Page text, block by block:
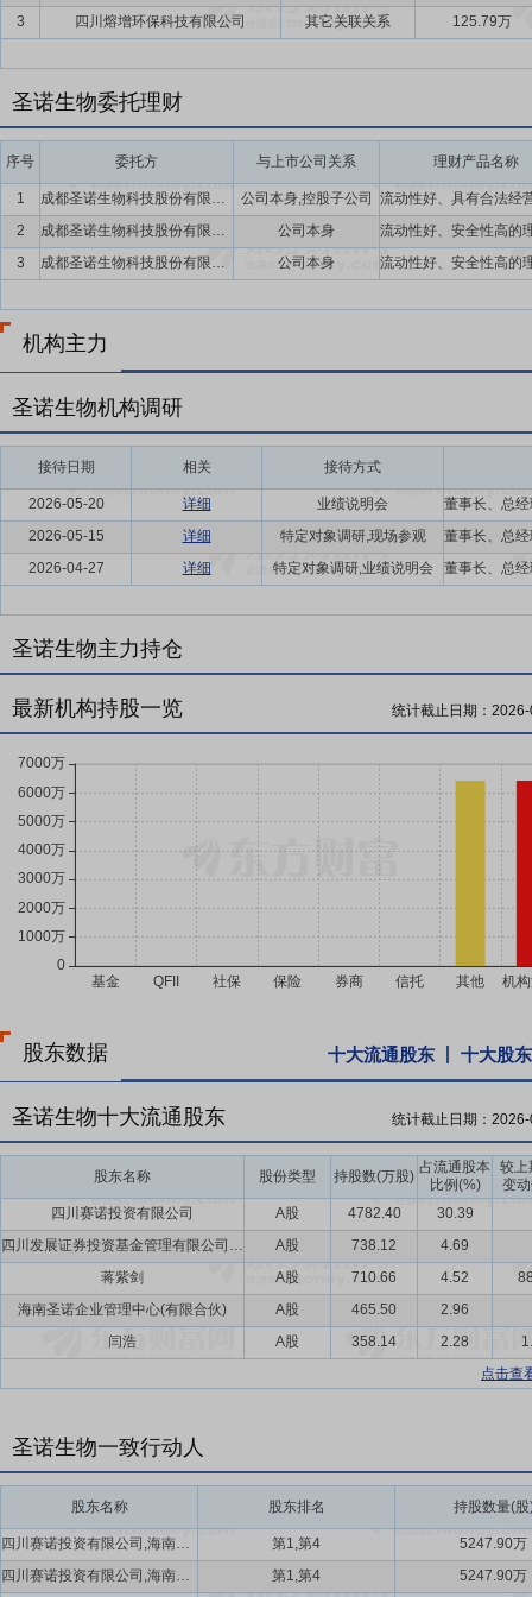
3 四川熔增环保科技有限公司 其它关联关系 125.79万
圣诺生物委托理财
序号 委托方 与上市公司关系 理财产品名称
1 成都圣诺生物科技股份有限公司及控股子公司
公司本身,控股子公司
2
成都圣诺生物科技股份有限公司
公司本身
3
成都圣诺生物科技股份有限公司 公司本身
机构主力
圣诺生物机构调研
接待日期 相关 接待方式
2026-05-20 详细
业绩说明会
2026-05-15
详细
特定对象调研,现场参观
2026-04-27
详细 特定对象调研,业绩说明会
圣诺生物主力持仓
最新机构持股一览 统计截止日期：
股东数据 十大流通股东 十大股东
圣诺生物十大流通股东 统计截止日期：
股东名称 股份类型 持股数(万股)
占流通股本
比例(%)
较上
变
四川赛诺投资有限公司
A股 4782.40
30.39
四川发展证券投资基金管理有限公司-四川资本市场纾困发展证券投资基金合伙企业(有限合伙)
A股 738.12
4.69
蒋紫剑
A股 710.66 4.52
海南圣诺企业管理中心(有限合伙)
A股 465.50
2.96
闫浩
A股 358.14 2.28
点击查
圣诺生物一致行动人
股东名称 股东排名 持股数量(股
四川赛诺投资有限公司,海南圣诺企业管理中心(有限合伙) 第1,第4
5247.90万
四川赛诺投资有限公司,海南圣诺企业管理中心(有限合伙)
第1,第4
5247.90万